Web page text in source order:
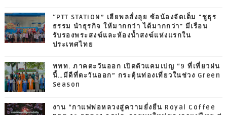
“PTT STATION” เฮียพลสั่งลุย ซ้อน้องจัดเต็ม "ชูธุร
ธรรม นำธุรกิจ ให้มากกว่า ได้มากกว่า" มีเรือน
รับรองพระสงฆ์และห้องน้ำสงฆ์แห่งแรกใน
ประเทศไทย
ททท. ภาคตะวันออก เปิดตัวแคมเปญ “9 ที่เที่ยวฝน
นี้…มีดีที่ตะวันออก” กระตุ้นท่องเที่ยวในช่วง Green
Season
งาน “กาแฟพ่อหลวงสู่ความยั่งยืน Royal Coffee